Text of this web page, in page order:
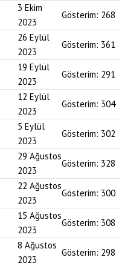
3 Ekim
2023
Gösterim: 268
26 Eylül
2023
Gösterim: 361
19 Eylül
2023
Gösterim: 291
12 Eylül
2023
Gösterim: 304
5 Eylül
2023
Gösterim: 302
29 Ağustos
2023
Gösterim: 328
22 Ağustos
2023
Gösterim: 300
15 Ağustos
2023
Gösterim: 308
8 Ağustos
2023
Gösterim: 298